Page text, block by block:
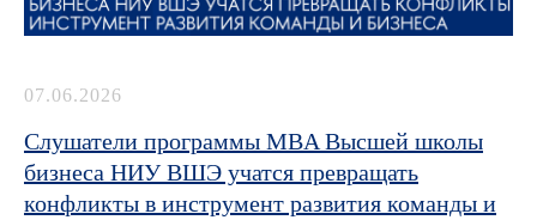
07.06.2026
Слушатели программы MBA Высшей школы
бизнеса НИУ ВШЭ учатся превращать
конфликты в инструмент развития команды и